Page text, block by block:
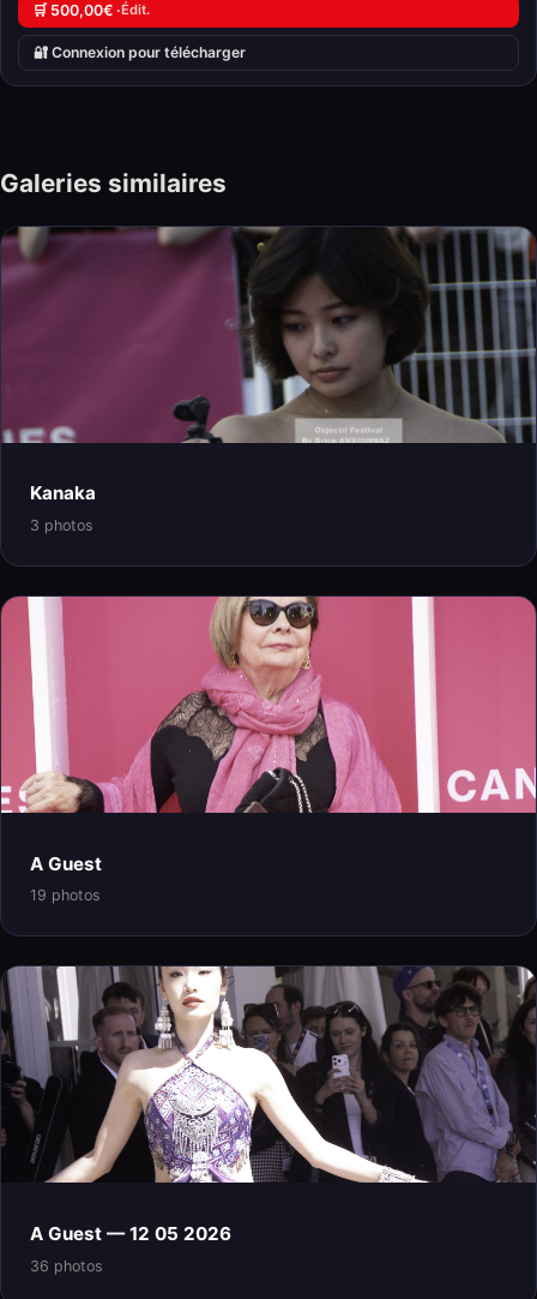
🛒 500,00€ ·Édit.
🔐 Connexion pour télécharger
Galeries similaires
Kanaka
3 photos
A Guest
19 photos
A Guest — 12 05 2026
36 photos